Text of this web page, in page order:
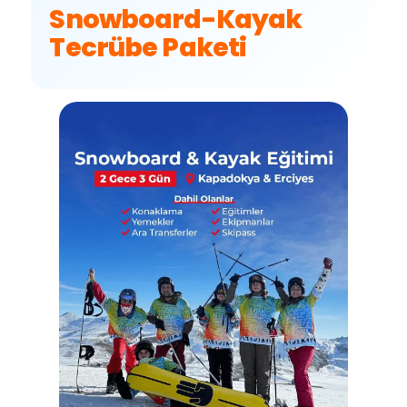
Snowboard-Kayak
Tecrübe Paketi
⟲ Yeniden Başlat